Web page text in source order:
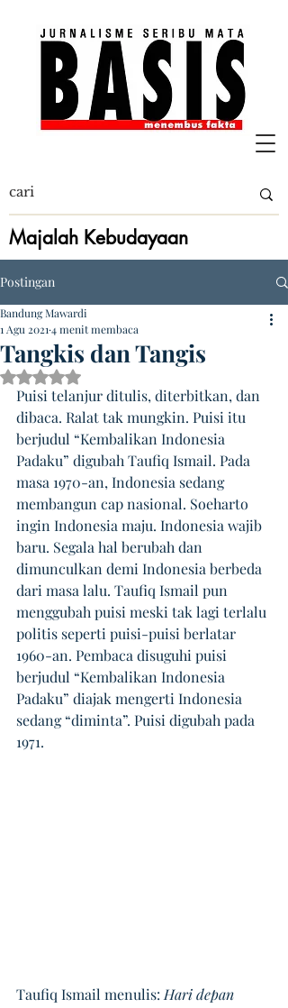
Majalah Kebudayaan
Postingan
Tangkis dan Tangis
Bandung Mawardi
1 Agu 2021 4 menit membaca
Dinilai NaN dari 5 bintang.
Puisi telanjur ditulis, diterbitkan, dan
dibaca. Ralat tak mungkin. Puisi itu
berjudul “Kembalikan Indonesia
Padaku” digubah Taufiq Ismail. Pada
masa 1970-an, Indonesia sedang
membangun cap nasional. Soeharto
ingin Indonesia maju. Indonesia wajib
baru. Segala hal berubah dan
dimunculkan demi Indonesia berbeda
dari masa lalu. Taufiq Ismail pun
menggubah puisi meski tak lagi terlalu
politis seperti puisi-puisi berlatar
1960-an. Pembaca disuguhi puisi
berjudul “Kembalikan Indonesia
Padaku” diajak mengerti Indonesia
sedang “diminta”. Puisi digubah pada
1971.
Taufiq Ismail menulis: Hari depan